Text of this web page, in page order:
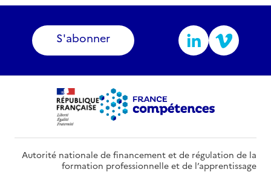
S'abonner
Autorité nationale de financement et de régulation de la
formation professionnelle et de l’apprentissage